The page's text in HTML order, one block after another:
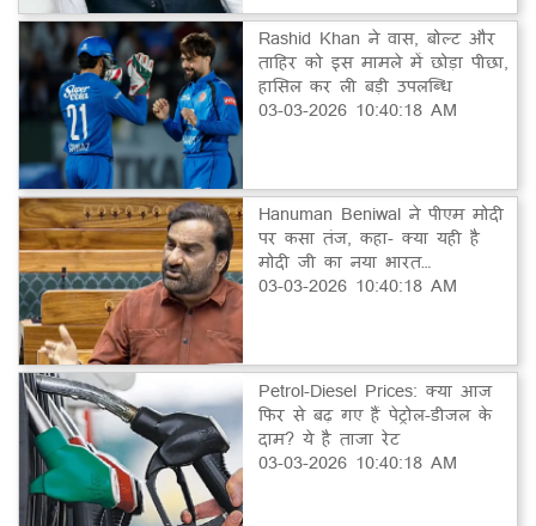
Rashid Khan ने वास, बोल्ट और
ताहिर को इस मामले में छोड़ा पीछा,
हासिल कर ली बड़ी उपलब्धि
03-03-2026 10:40:18 AM
Hanuman Beniwal ने पीएम मोदी
पर कसा तंज, कहा- क्या यही है
मोदी जी का नया भारत…
03-03-2026 10:40:18 AM
Petrol-Diesel Prices: क्या आज
फिर से बढ़ गए हैं पेट्रोल-डीजल के
दाम? ये है ताजा रेट
03-03-2026 10:40:18 AM